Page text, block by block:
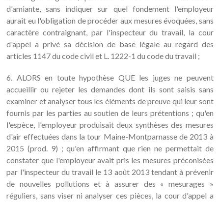
d'amiante, sans indiquer sur quel fondement l'employeur
aurait eu l'obligation de procéder aux mesures évoquées, sans
caractère contraignant, par l'inspecteur du travail, la cour
d'appel a privé sa décision de base légale au regard des
articles 1147 du code civil et L. 1222-1 du code du travail ;
6. ALORS en toute hypothèse QUE les juges ne peuvent
accueillir ou rejeter les demandes dont ils sont saisis sans
examiner et analyser tous les éléments de preuve qui leur sont
fournis par les parties au soutien de leurs prétentions ; qu'en
l'espèce, l'employeur produisait deux synthèses des mesures
d'air effectuées dans la tour Maine-Montparnasse de 2013 à
2015 (prod. 9) ; qu'en affirmant que rien ne permettait de
constater que l'employeur avait pris les mesures préconisées
par l'inspecteur du travail le 13 août 2013 tendant à prévenir
de nouvelles pollutions et à assurer des « mesurages »
réguliers, sans viser ni analyser ces pièces, la cour d'appel a